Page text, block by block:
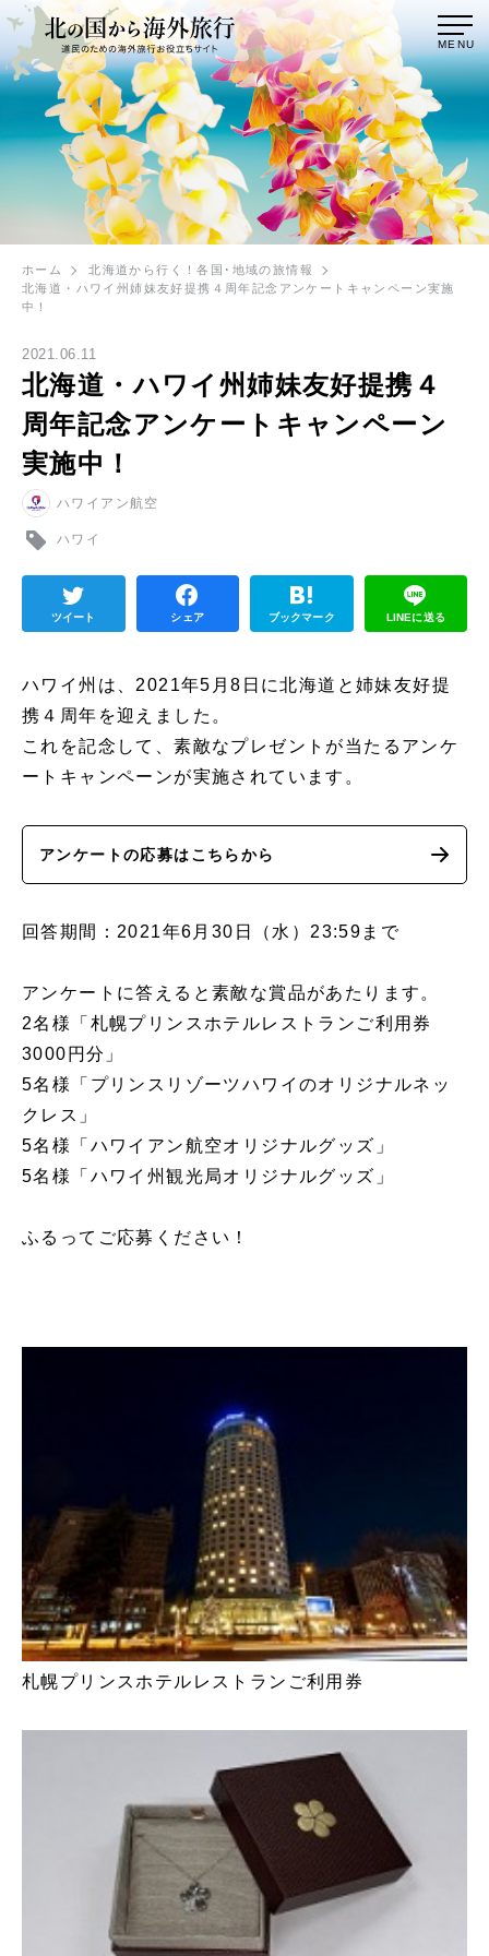
MENU
ホーム
北海道から行く！各国･地域の旅情報
北海道・ハワイ州姉妹友好提携４周年記念アンケートキャンペーン実施
中！
2021.06.11
北海道・ハワイ州姉妹友好提携４
周年記念アンケートキャンペーン
実施中！
ハワイアン航空
ハワイ
ツイート シェア ブックマーク LINEに送る
ハワイ州は、2021年5月8日に北海道と姉妹友好提
携４周年を迎えました。
これを記念して、素敵なプレゼントが当たるアンケ
ートキャンペーンが実施されています。
アンケートの応募はこちらから
回答期間：2021年6月30日（水）23:59まで
アンケートに答えると素敵な賞品があたります。
2名様「札幌プリンスホテルレストランご利用券
3000円分」
5名様「プリンスリゾーツハワイのオリジナルネッ
クレス」
5名様「ハワイアン航空オリジナルグッズ」
5名様「ハワイ州観光局オリジナルグッズ」
ふるってご応募ください！
札幌プリンスホテルレストランご利用券